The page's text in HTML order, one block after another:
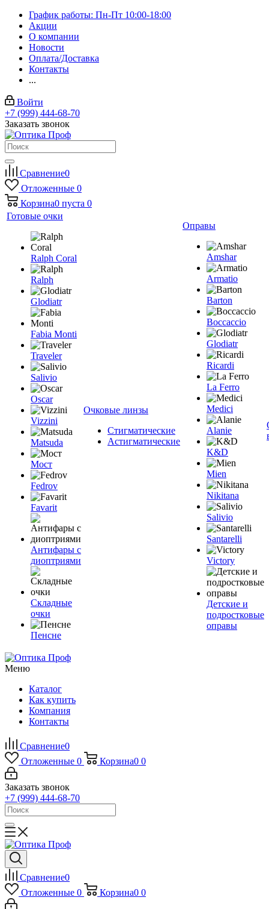
График работы: Пн-Пт 10:00-18:00
Акции
О компании
Новости
Оплата/Доставка
Контакты
...
Войти
+7 (999) 444-68-70
Заказать звонок
Сравнение0
Отложенные 0
Корзина0 пуста 0
Готовые очки
Ralph Coral
Ralph
Glodiatr
Fabia Monti
Traveler
Salivio
Oscar
Vizzini
Matsuda
Мост
Fedrov
Favarit
Антифары с
диоптриями
Складные
очки
Пенсне
Очковые линзы
Стигматические
Астигматические
Оправы
Amshar
Armatio
Barton
Boccaccio
Glodiatr
Ricardi
La Ferro
Medici
Alanie
K&D
Mien
Nikitana
Salivio
Santarelli
Victory
Детские и
подростковые
оправы
Меню
Каталог
Как купить
Компания
Контакты
Сравнение0
Отложенные 0 Корзина0 0
Заказать звонок
+7 (999) 444-68-70
Сравнение0
Отложенные 0 Корзина0 0